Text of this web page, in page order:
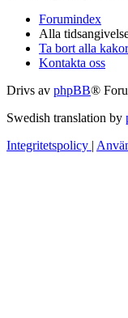
Forumindex
Alla
Ta bort alla kakor
Kontakta oss
Drivs av phpBB®
Swedish translation by
Integritetspolicy |